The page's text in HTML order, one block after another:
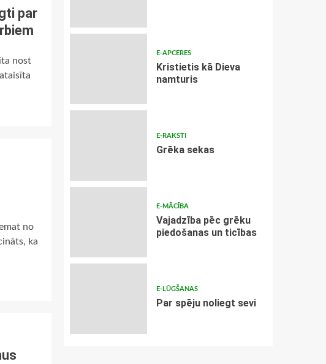
par
nost
no
ka
E-APCERES
Kristietis kā Dieva
namturis
E-RAKSTI
Grēka sekas
E-MĀCĪBA
Vajadzība pēc grēku
piedošanas un ticības
E-LŪGŠANAS
Par spēju noliegt sevi